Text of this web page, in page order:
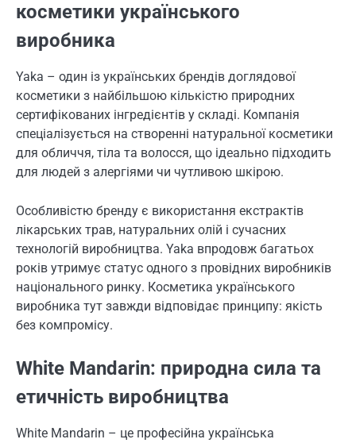
косметики українського
виробника
Yaka – один із українських брендів доглядової
косметики з найбільшою кількістю природних
сертифікованих інгредієнтів у складі. Компанія
спеціалізується на створенні натуральної косметики
для обличчя, тіла та волосся, що ідеально підходить
для людей з алергіями чи чутливою шкірою.
Особливістю бренду є використання екстрактів
лікарських трав, натуральних олій і сучасних
технологій виробництва. Yaka впродовж багатьох
років утримує статус одного з провідних виробників
національного ринку. Косметика українського
виробника тут завжди відповідає принципу: якість
без компромісу.
White Mandarin: природна сила та
етичність виробництва
White Mandarin – це професійна українська